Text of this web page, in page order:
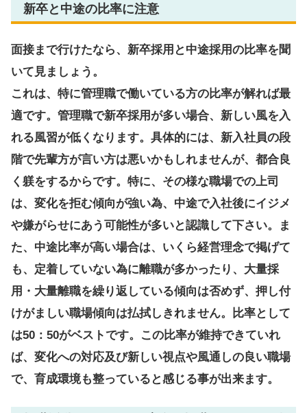
新卒と中途の比率に注意
面接まで行けたなら、新卒採用と中途採用の比率を聞
いて見ましょう。
これは、特に管理職で働いている方の比率が解れば最
適です。管理職で新卒採用が多い場合、新しい風を入
れる風習が低くなります。具体的には、新入社員の段
階で先輩方が言い方は悪いかもしれませんが、都合良
く躾をするからです。特に、その様な職場での上司
は、変化を拒む傾向が強い為、中途で入社後にイジメ
や嫌がらせにあう可能性が多いと認識して下さい。ま
た、中途比率が高い場合は、いくら経営理念で掲げて
も、定着していない為に離職が多かったり、大量採
用・大量離職を繰り返している傾向は否めず、押し付
けがましい職場傾向は払拭しきれません。比率として
は50：50がベストです。この比率が維持できていれ
ば、変化への対応及び新しい視点や風通しの良い職場
で、育成環境も整っていると感じる事が出来ます。